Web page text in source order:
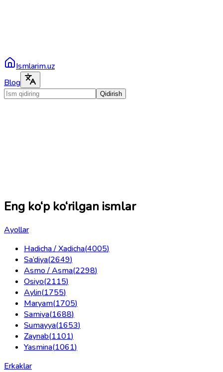
Ismlarim.uz
Blog
Qidirish
Eng ko‘p ko‘rilgan ismlar
Ayollar
Hadicha / Xadicha(4005)
Sa’diya(2649)
Asmo / Asma(2298)
Osiyo(2115)
Aylin(1755)
Maryam(1705)
Samiya(1688)
Sumayya(1653)
Zaynab(1101)
Yasmina(1061)
Erkaklar